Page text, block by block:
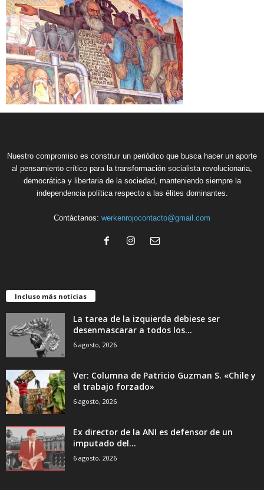
Nuestro compromiso es construir un periódico que busca hacer un aporte
al pensamiento crítico para la transformación socialista revolucionaria,
democrática y libertaria de la sociedad, manteniendo siempre la
independencia política respecto a las élites dominantes.
Contáctanos: werkenrojocontacto@gmail.com
Incluso más noticias
La tarea de la izquierda debiese ser
desenmascarar a todos los...
6 agosto, 2026
Ver: Columna de Patricio Guzman S. «Chile y
el trabajo forzado»
6 agosto, 2026
Ex director de la ANI es defensor de un
imputado del...
6 agosto, 2026